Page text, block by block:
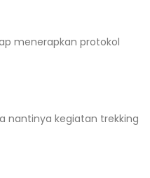
menerapkan protokol
nantinya kegiatan trekking